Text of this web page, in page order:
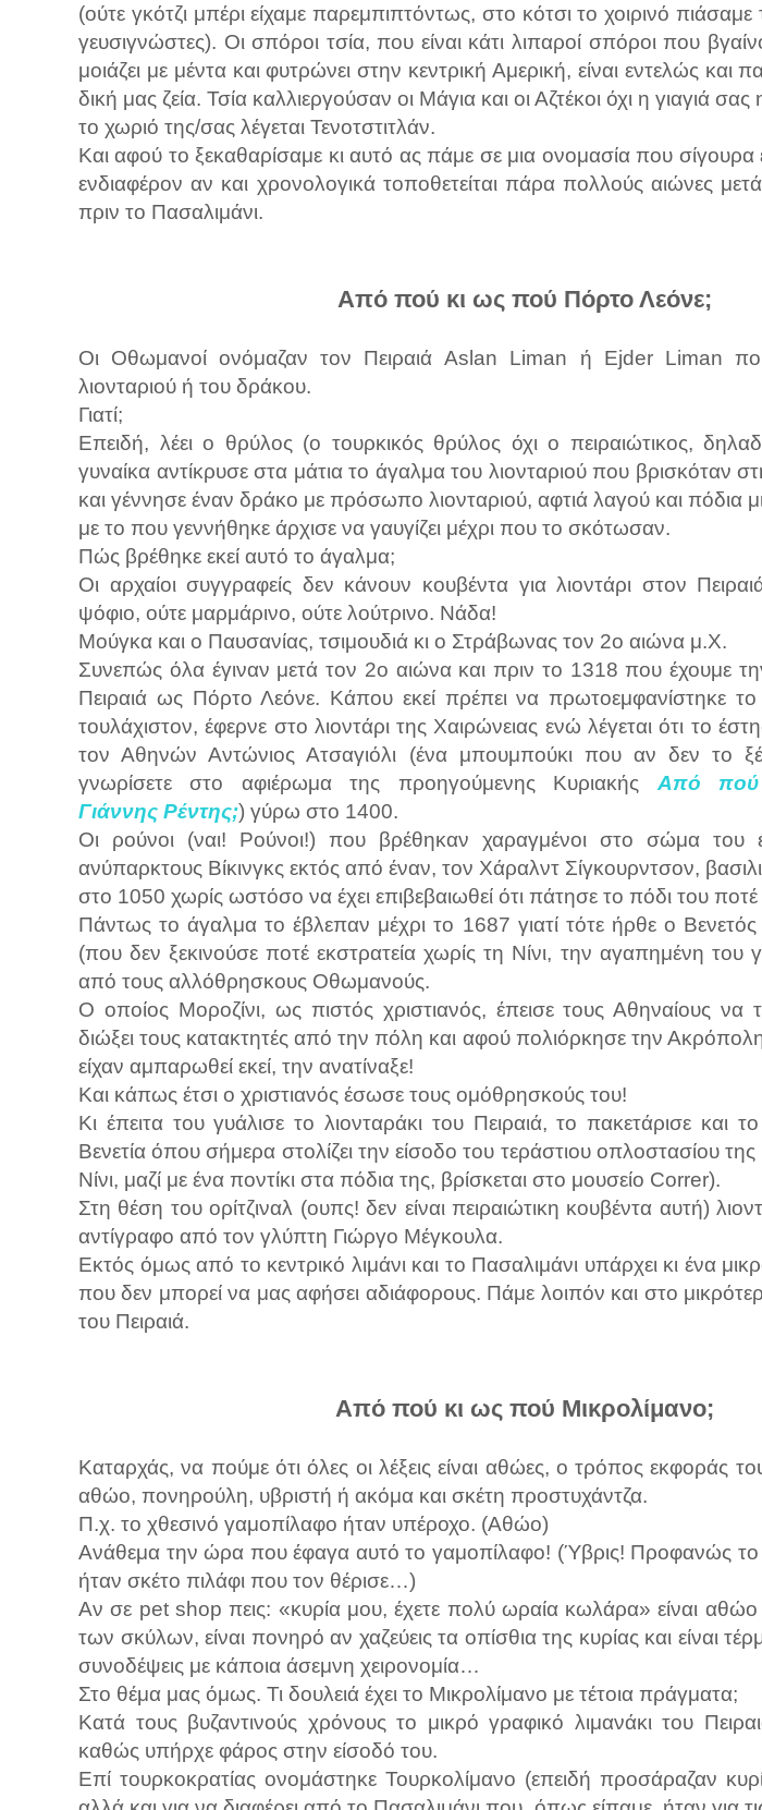
(ούτε γκότζι μπέρι είχαμε παρεμπιπτόντως, στο κότσι το χοιρινό πιάσαμε
γευσιγνώστες). Οι σπόροι τσία, που είναι κάτι λιπαροί σπόροι που
μοιάζει με μέντα και φυτρώνει στην κεντρική Αμερική, είναι εντελώς και
δική μας ζεία. Τσία καλλιεργούσαν οι Μάγια και οι Αζτέκοι όχι η γιαγιά
το χωριό της/σας λέγεται Τενοτστιτλάν.
Και αφού το ξεκαθαρίσαμε κι αυτό ας πάμε σε μια ονομασία που σίγουρα
ενδιαφέρον αν και χρονολογικά τοποθετείται πάρα πολλούς αιώνες
πριν το Πασαλιμάνι.
Από πού κι ως πού Πόρτο Λεόνε;
Οι Οθωμανοί ονόμαζαν τον Πειραιά Aslan Liman ή Ejder Liman που
λιονταριού ή του δράκου.
Γιατί;
Επειδή, λέει ο θρύλος (ο τουρκικός θρύλος όχι ο πειραιώτικος,
γυναίκα αντίκρυσε στα μάτια το άγαλμα του λιονταριού που βρισκόταν
και γέννησε έναν δράκο με πρόσωπο λιονταριού, αφτιά λαγού και πόδια
με το που γεννήθηκε άρχισε να γαυγίζει μέχρι που το σκότωσαν.
Πώς βρέθηκε εκεί αυτό το άγαλμα;
Οι αρχαίοι συγγραφείς δεν κάνουν κουβέντα για λιοντάρι στον
ψόφιο, ούτε μαρμάρινο, ούτε λούτρινο. Νάδα!
Μούγκα και ο Παυσανίας, τσιμουδιά κι ο Στράβωνας τον 2ο αιώνα μ.Χ.
Συνεπώς όλα έγιναν μετά τον 2ο αιώνα και πριν το 1318 που έχουμε
Πειραιά ως Πόρτο Λεόνε. Κάπου εκεί πρέπει να πρωτοεμφανίστηκε
τουλάχιστον, έφερνε στο λιοντάρι της Χαιρώνειας ενώ λέγεται ότι το
τον Αθηνών Αντώνιος Ατσαγιόλι (ένα μπουμπούκι που αν δεν το
γνωρίσετε στο αφιέρωμα της προηγούμενης Κυριακής Από
Γιάννης Ρέντης;) γύρω στο 1400.
Οι ρούνοι (ναι! Ρούνοι!) που βρέθηκαν χαραγμένοι στο σώμα του
ανύπαρκτους Βίκινγκς εκτός από έναν, τον Χάραλντ Σίγκουρντσον,
στο 1050 χωρίς ωστόσο να έχει επιβεβαιωθεί ότι πάτησε το πόδι του ποτέ
Πάντως το άγαλμα το έβλεπαν μέχρι το 1687 γιατί τότε ήρθε ο
(που δεν ξεκινούσε ποτέ εκστρατεία χωρίς τη Νίνι, την αγαπημένη του
από τους αλλόθρησκους Οθωμανούς.
Ο οποίος Μοροζίνι, ως πιστός χριστιανός, έπεισε τους Αθηναίους
διώξει τους κατακτητές από την πόλη και αφού πολιόρκησε την
είχαν αμπαρωθεί εκεί, την ανατίναξε!
Και κάπως έτσι ο χριστιανός έσωσε τους ομόθρησκούς του!
Κι έπειτα του γυάλισε το λιονταράκι του Πειραιά, το πακετάρισε και
Βενετία όπου σήμερα στολίζει την είσοδο του τεράστιου οπλοστασίου
Νίνι, μαζί με ένα ποντίκι στα πόδια της, βρίσκεται στο μουσείο Correr).
Στη θέση του ορίτζιναλ (ουπς! δεν είναι πειραιώτικη κουβέντα αυτή)
αντίγραφο από τον γλύπτη Γιώργο Μέγκουλα.
Εκτός όμως από το κεντρικό λιμάνι και το Πασαλιμάνι υπάρχει κι ένα
που δεν μπορεί να μας αφήσει αδιάφορους. Πάμε λοιπόν και στο
του Πειραιά.
Από πού κι ως πού Μικρολίμανο;
Καταρχάς, να πούμε ότι όλες οι λέξεις είναι αθώες, ο τρόπος εκφοράς
αθώο, πονηρούλη, υβριστή ή ακόμα και σκέτη προστυχάντζα.
Π.χ. το χθεσινό γαμοπίλαφο ήταν υπέροχο. (Αθώο)
Ανάθεμα την ώρα που έφαγα αυτό το γαμοπίλαφο! (Ύβρις! Προφανώς το
ήταν σκέτο πιλάφι που τον θέρισε…)
Αν σε pet shop πεις: «κυρία μου, έχετε πολύ ωραία κωλάρα» είναι αθώο
των σκύλων, είναι πονηρό αν χαζεύεις τα οπίσθια της κυρίας και είναι
συνοδέψεις με κάποια άσεμνη χειρονομία…
Στο θέμα μας όμως. Τι δουλειά έχει το Μικρολίμανο με τέτοια πράγματα;
Κατά τους βυζαντινούς χρόνους το μικρό γραφικό λιμανάκι του
καθώς υπήρχε φάρος στην είσοδό του.
Επί τουρκοκρατίας ονομάστηκε Τουρκολίμανο (επειδή προσάραζαν